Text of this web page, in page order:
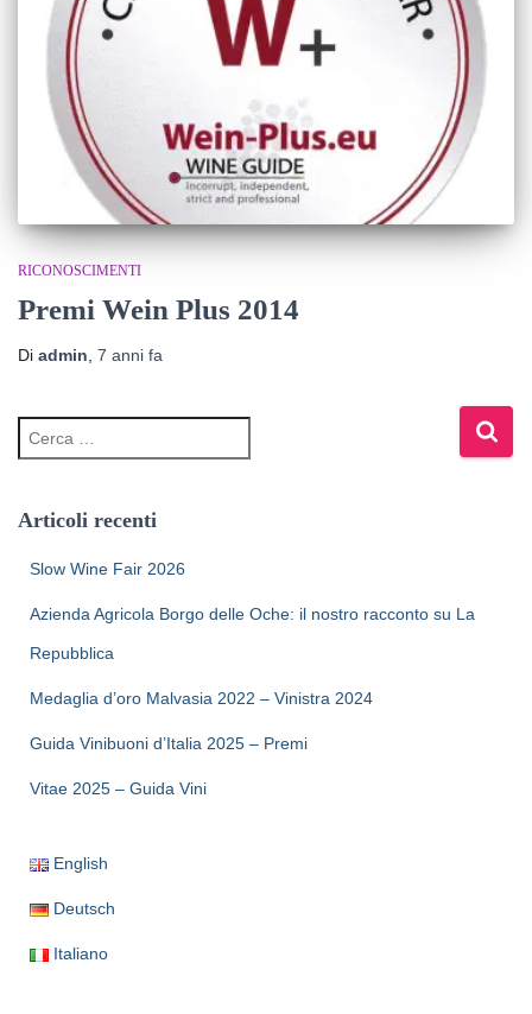
RICONOSCIMENTI
Premi Wein Plus 2014
Di admin, 7 anni fa
Articoli recenti
Slow Wine Fair 2026
Azienda Agricola Borgo delle Oche: il nostro racconto su La
Repubblica
Medaglia d’oro Malvasia 2022 – Vinistra 2024
Guida Vinibuoni d’Italia 2025 – Premi
Vitae 2025 – Guida Vini
English
Deutsch
Italiano